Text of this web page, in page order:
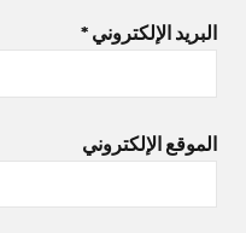
البريد الإلكتروني *
الموقع الإلكتروني